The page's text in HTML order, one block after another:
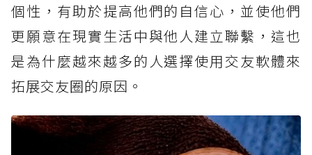
個性，有助於提高他們的自信心，並使他們
更願意在現實生活中與他人建立聯繫，這也
是為什麼越來越多的人選擇使用交友軟體來
拓展交友圈的原因。